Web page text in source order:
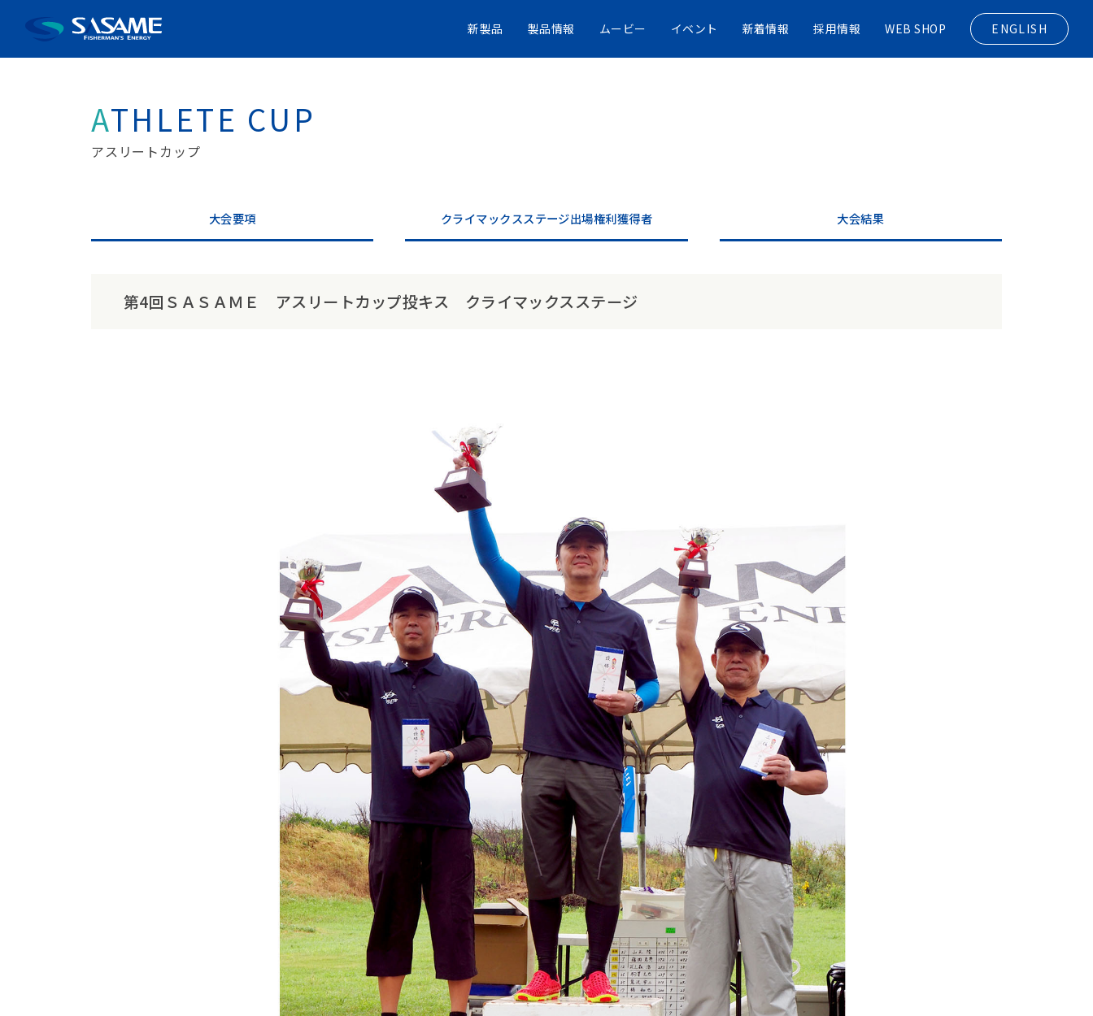
新製品 製品情報 ムービー イベント 新着情報 採用情報 WEB SHOP ENGLISH
ATHLETE CUP
アスリートカップ
大会要項 クライマックスステージ出場権利獲得者 大会結果
第4回ＳＡＳＡＭＥ アスリートカップ投キス クライマックスステージ